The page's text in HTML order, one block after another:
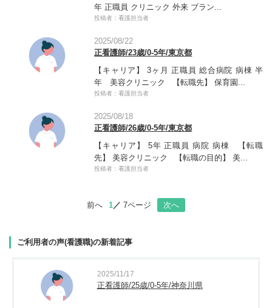
年 正職員 クリニック 外来 ブラン...
投稿者：看護担当者
2025/08/22
正看護師/23歳/0-5年/東京都
【キャリア】 3ヶ月 正職員 総合病院 病棟 半
年 美容クリニック 【転職先】 保育園...
投稿者：看護担当者
2025/08/18
正看護師/26歳/0-5年/東京都
【キャリア】 5年 正職員 病院 病棟 【転職
先】 美容クリニック 【転職の目的】 美...
投稿者：看護担当者
前へ 1 7ページ 次へ
ご利用者の声(看護職)の新着記事
2025/11/17
正看護師/25歳/0-5年/神奈川県